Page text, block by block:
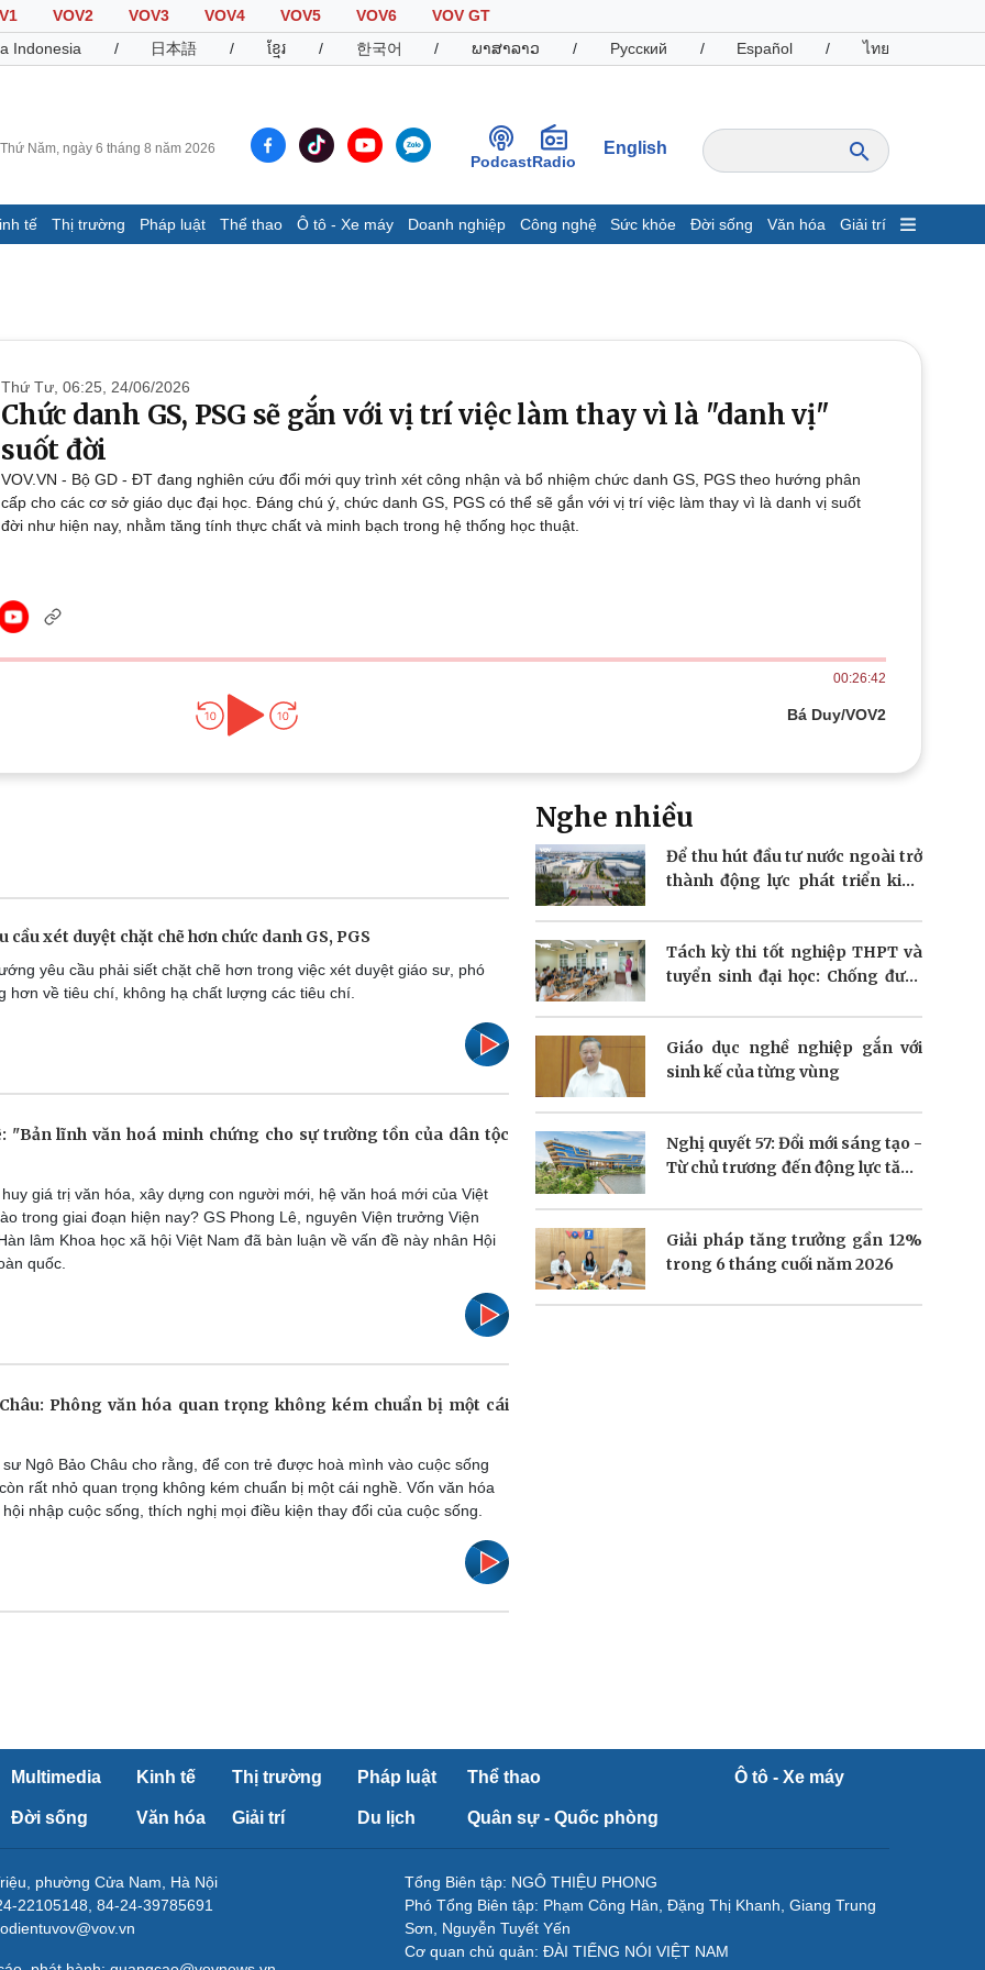
VOV2 VOV3 VOV4 VOV5 VOV6
VOV GT
Indonesia / 日本語 / ខ្មែរ / 한국어 / ພາສາລາວ / Русский / Español / ไทย
Thứ Năm, ngày 6 tháng 8 năm 2026
PodcastRadio
English
tế Thị trường Pháp luật Thể thao Ô tô - Xe máy Doanh nghiệp Công nghệ Sức khỏe Đời sống Văn hóa Giải trí
Hồ sơ
E-Magazine
Tỷ giá
Thể thao
Bóng đá
Lịch thi đấu bóng đá
Thế giới thể thao
Ô tô
Xe máy
Tư vấn
Thông tin doanh nghiệp
Doanh nghiệp 24h
Doanh nhân
Sành điệu
Tin Công nghệ
Văn hóa
Văn học
Thời trang
Săn Tour
Đọc truyện đêm khuya
Kể chuyện cho bé
Thứ Tư, 06:25, 24/06/2026
Chức danh GS, PSG sẽ gắn với vị trí việc làm thay vì là "danh vị"
suốt đời
VOV.VN - Bộ GD - ĐT đang nghiên cứu đổi mới quy trình xét công nhận và bổ nhiệm chức danh GS, PGS theo hướng phân
cấp cho các cơ sở giáo dục đại học. Đáng chú ý, chức danh GS, PGS có thể sẽ gắn với vị trí việc làm thay vì là danh vị suốt
đời như hiện nay, nhằm tăng tính thực chất và minh bạch trong hệ thống học thuật.
00:26:42
Bá Duy/VOV2
cầu xét duyệt chặt chẽ hơn chức danh GS, PGS
yêu cầu phải siết chặt chẽ hơn trong việc xét duyệt giáo sư, phó
hơn về tiêu chí, không hạ chất lượng các tiêu chí.
"Bản lĩnh văn hoá minh chứng cho sự trường tồn của dân tộc
huy giá trị văn hóa, xây dựng con người mới, hệ văn hoá mới của Việt
trong giai đoạn hiện nay? GS Phong Lê, nguyên Viện trưởng Viện
lâm Khoa học xã hội Việt Nam đã bàn luận về vấn đề này nhân Hội
quốc.
Phông văn hóa quan trọng không kém chuẩn bị một cái
sư Ngô Bảo Châu cho rằng, để con trẻ được hoà mình vào cuộc sống
rất nhỏ quan trọng không kém chuẩn bị một cái nghề. Vốn văn hóa
nhập cuộc sống, thích nghị mọi điều kiện thay đổi của cuộc sống.
Nghe nhiều
Để thu hút đầu tư nước ngoài trở
thành động lực phát triển kinh
Tách kỳ thi tốt nghiệp THPT và
tuyển sinh đại học: Chống được
Giáo dục nghề nghiệp gắn với
sinh kế của từng vùng
Nghị quyết 57: Đổi mới sáng tạo -
Từ chủ trương đến động lực tăng
Giải pháp tăng trưởng gần 12%
trong 6 tháng cuối năm 2026
Multimedia Kinh tế Thị trường Pháp luật Thể thao Ô tô - Xe máy
Đời sống Văn hóa Giải trí Du lịch Quân sự - Quốc phòng
phường Cửa Nam, Hà Nội
22105148, 84-24-39785691
Tổng Biên tập: NGÔ THIỆU PHONG
Phó Tổng Biên tập: Phạm Công Hân, Đặng Thị Khanh, Giang Trung
Sơn, Nguyễn Tuyết Yến
Cơ quan chủ quản: ĐÀI TIẾNG NÓI VIỆT NAM